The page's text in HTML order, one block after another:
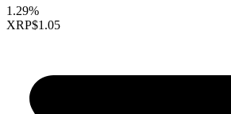
1.29%
XRP$1.05